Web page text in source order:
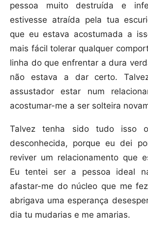
pessoa muito destruída e
estivesse atraída pela tua
que eu estava acostumada a
mais fácil tolerar qualquer
linha do que enfrentar a dura
não estava a dar certo.
assustador estar num
acostumar-me a ser solteira
Talvez tenha sido tudo isso
desconhecida, porque eu dei
reviver um relacionamento que
Eu tentei ser a pessoa ideal
afastar-me do núcleo que me
abrigava uma esperança
dia tu mudarias e me amarias.